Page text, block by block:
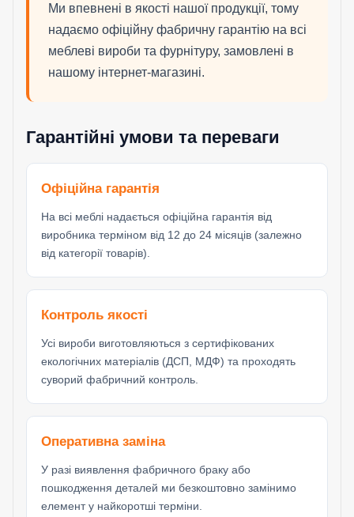
Ми впевнені в якості нашої продукції, тому
надаємо офіційну фабричну гарантію на всі
меблеві вироби та фурнітуру, замовлені в
нашому інтернет-магазині.
Гарантійні умови та переваги
Офіційна гарантія
На всі меблі надається офіційна гарантія від
виробника терміном від 12 до 24 місяців (залежно
від категорії товарів).
Контроль якості
Усі вироби виготовляються з сертифікованих
екологічних матеріалів (ДСП, МДФ) та проходять
суворий фабричний контроль.
Оперативна заміна
У разі виявлення фабричного браку або
пошкодження деталей ми безкоштовно замінимо
елемент у найкоротші терміни.